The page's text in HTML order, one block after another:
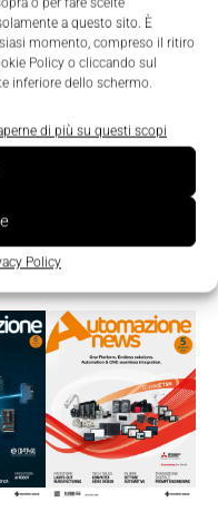
a questo sito. È
momento, compreso il ritiro
Policy o cliccando sul
inferiore dello schermo.
di più su questi scopi
Policy